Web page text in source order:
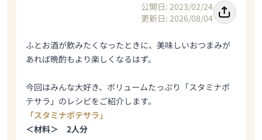
公開日: 2023/02/24
更新日: 2026/08/04
ふとお酒が飲みたくなったときに、美味しいおつまみが
あれば晩酌もより楽しくなるはず。
今回はみんな大好き、ボリュームたっぷり「スタミナポ
テサラ」のレシピをご紹介します。
「スタミナポテサラ」
＜材料＞ 2人分